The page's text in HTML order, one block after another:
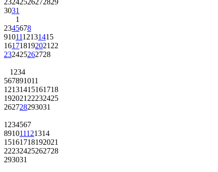
23242526272829
3031
1
2345678
9101112131415
161718192021 22
232425262728
1 234
567891011
12131415161718
192021 22232425
262728293031
1 234567
891011121314
15161718192021
22232425262728
293031